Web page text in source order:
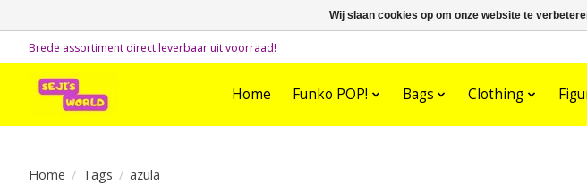
Brede assortiment direct leverbaar uit voorraad!
Home Funko POP! Bags Clothing
Home / Tags / azula
Wij slaan cookies op om onze website te